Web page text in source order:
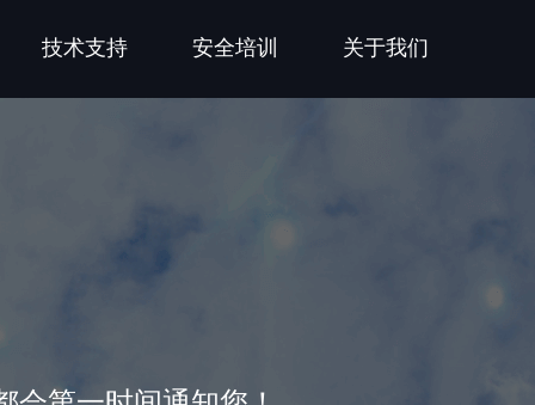
技术支持 安全培训 关于我们